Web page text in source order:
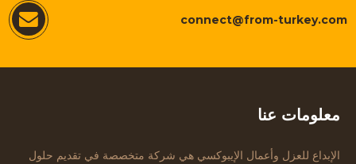
connect@from-turkey.com
معلومات عنا
الإبداع للعزل وأعمال الإيبوكسي هي شركة متخصصة في تقديم حلول